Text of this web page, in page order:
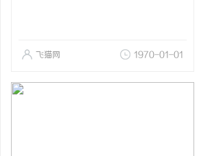
飞猫网 1970-01-01